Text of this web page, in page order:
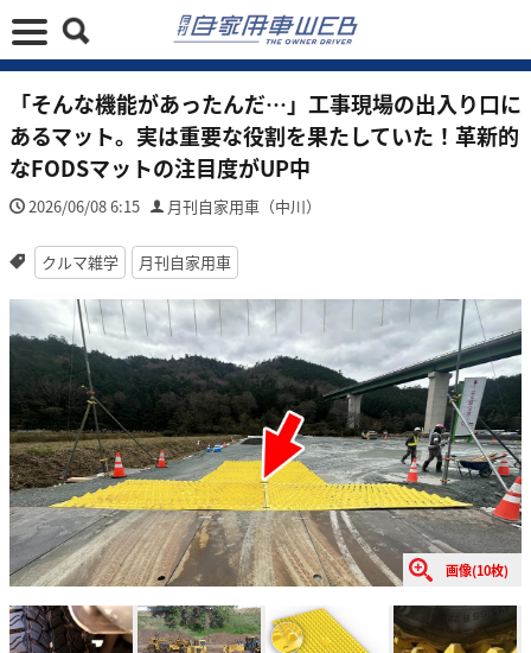
「そんな機能があったんだ…」工事現場の出入り口に
あるマット。実は重要な役割を果たしていた！革新的
なFODSマットの注目度がUP中
2026/06/08 6:15 月刊自家用車（中川）
クルマ雑学 月刊自家用車
画像(10枚)